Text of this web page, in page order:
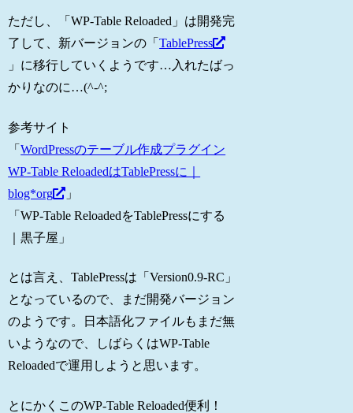
ただし、「WP-Table Reloaded」は開発完
了して、新バージョンの「TablePress
」に移行していくようです…入れたばっ
かりなのに…(^-^;
参考サイト
「WordPressのテーブル作成プラグイン
WP-Table ReloadedはTablePressに｜
blog*org
」
「WP-Table ReloadedをTablePressにする
｜黒子屋」
とは言え、TablePressは「Version0.9-RC」
となっているので、まだ開発バージョン
のようです。日本語化ファイルもまだ無
いようなので、しばらくはWP-Table
Reloadedで運用しようと思います。
とにかくこのWP-Table Reloaded便利！